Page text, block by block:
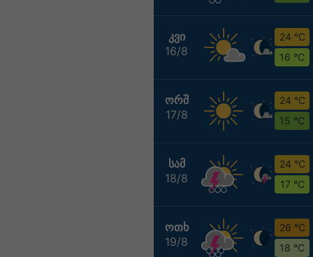
ᲙᲕᲘ
16/8
24 °C
16 °C
ᲝᲠᲨ
17/8
24 °C
15 °C
ᲡᲐᲛ
18/8
24 °C
17 °C
ᲝᲗᲮ
19/8
26 °C
18 °C